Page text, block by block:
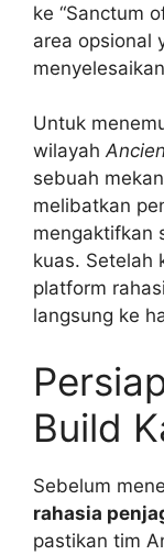
ke “Sanctum
area opsional
Untuk
wilayah
sebuah
melibatkan
mengaktifkan
kuas. Setelah
platform
langsung ke
Build
Sebelum
rahasia
pastikan tim